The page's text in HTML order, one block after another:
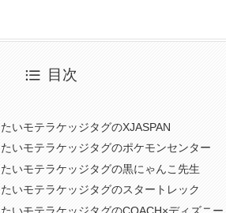
目次
いモテラケッジタグのXJASPAN
いモテラケッジタグのポケモンセンター
いモテラケッジタグの黒にゃんこ先生
いモテラケッジタグのスタートレック